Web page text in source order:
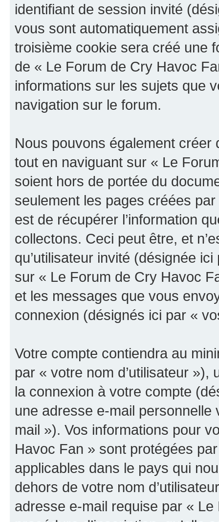
identifiant de session invité
vous sont automatiquement
troisième cookie sera créé une
de « Le Forum de Cry Havoc
informations sur les sujets que
navigation sur le forum.
Nous pouvons également
tout en naviguant sur « Le
soient hors de portée du
seulement les pages créées
est de récupérer l’information
collectons. Ceci peut être, et
qu’utilisateur invité (désignée
sur « Le Forum de Cry Havoc
et les messages que vous
connexion (désignés ici par «
Votre compte contiendra au
par « votre nom d’utilisateur
la connexion à votre compte
une adresse e-mail
mail »). Vos informations pour
Havoc Fan » sont protégées
applicables dans le pays qui
dehors de votre nom
adresse e-mail requise par «